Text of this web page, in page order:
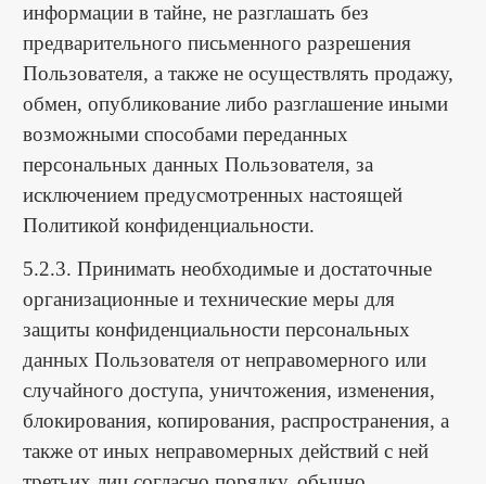
информации в тайне, не разглашать без
предварительного письменного разрешения
Пользователя, а также не осуществлять продажу,
обмен, опубликование либо разглашение иными
возможными способами переданных
персональных данных Пользователя, за
исключением предусмотренных настоящей
Политикой конфиденциальности.
5.2.3. Принимать необходимые и достаточные
организационные и технические меры для
защиты конфиденциальности персональных
данных Пользователя от неправомерного или
случайного доступа, уничтожения, изменения,
блокирования, копирования, распространения, а
также от иных неправомерных действий с ней